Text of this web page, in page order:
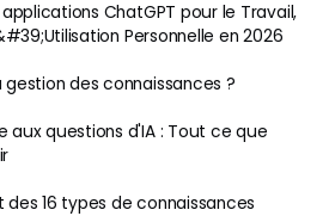
ChatGPT pour le Travail,
Personnelle en 2026
des connaissances ?
aux questions d'IA : Tout ce que
16 types de connaissances